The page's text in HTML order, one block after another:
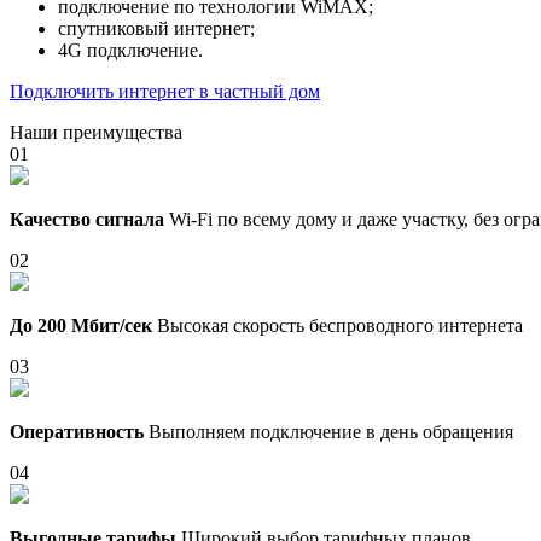
подключение по технологии WiMAX;
спутниковый интернет;
4G подключение.
Подключить интернет в частный дом
Наши преимущества
01
Качество сигнала Wi-Fi по всему дому и даже участку, без
02
До 200 Мбит/сек Высокая скорость беспроводного интернета
03
Оперативность Выполняем подключение в день обращения
04